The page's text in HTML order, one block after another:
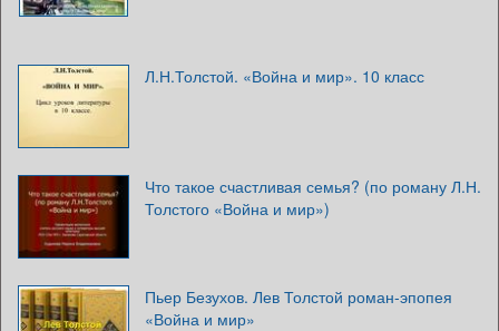
Л.Н.Толстой. «Война и мир». 10 класс
Что такое счастливая семья? (по роману Л.Н.
Толстого «Война и мир»)
Пьер Безухов. Лев Толстой роман-эпопея
«Война и мир»